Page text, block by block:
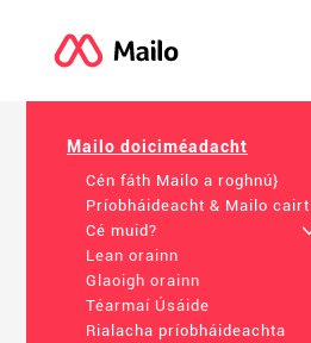
Mailo doiciméadacht
Cén fáth Mailo a roghnú}
Príobháideacht & Mailo cairt
Cé muid?
+
Lean orainn
Glaoigh orainn
Téarmaí Úsáide
Rialacha príobháideachta